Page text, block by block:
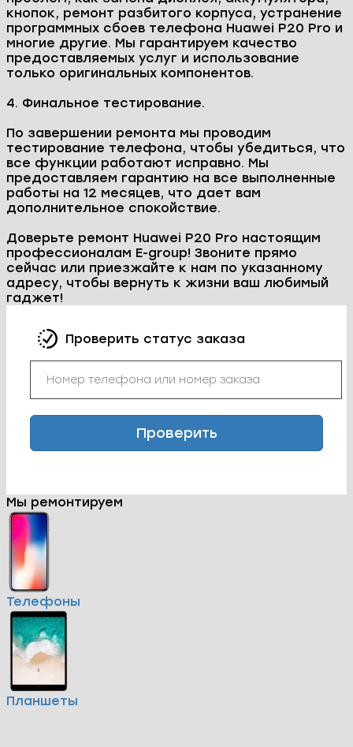
кнопок, ремонт разбитого корпуса, устранение
программных сбоев телефона Huawei P20 Pro и
многие другие. Мы гарантируем качество
предоставляемых услуг и использование
только оригинальных компонентов.
4. Финальное тестирование.
По завершении ремонта мы проводим
тестирование телефона, чтобы убедиться, что
все функции работают исправно. Мы
предоставляем гарантию на все выполненные
работы на 12 месяцев, что дает вам
дополнительное спокойствие.
Доверьте ремонт Huawei P20 Pro настоящим
профессионалам E-group! Звоните прямо
сейчас или приезжайте к нам по указанному
адресу, чтобы вернуть к жизни ваш любимый
гаджет!
Проверить статус заказа
Проверить
Мы ремонтируем
Телефоны
Планшеты